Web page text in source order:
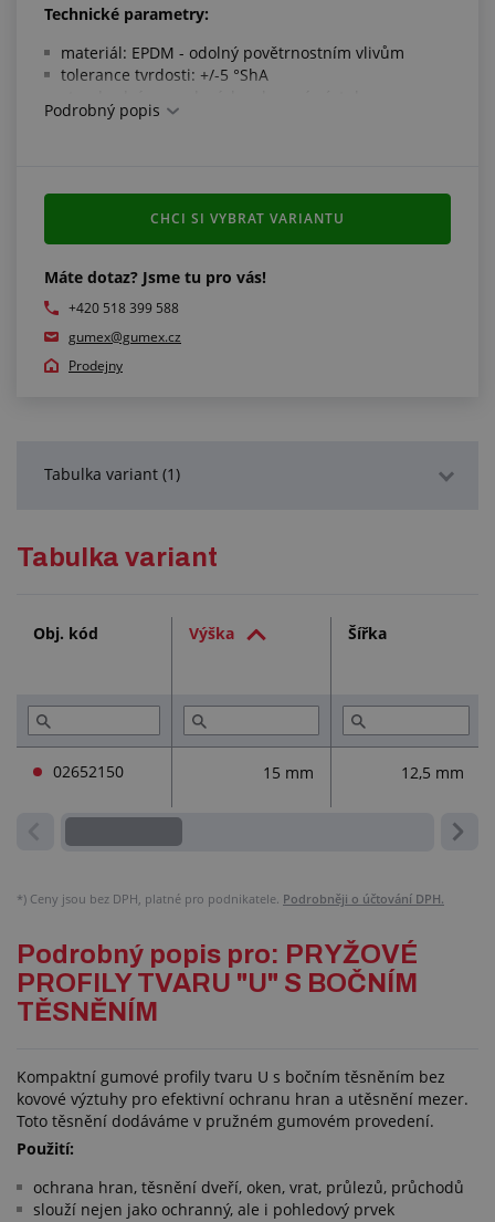
Technické parametry:
materiál: EPDM - odolný povětrnostním vlivům
tolerance tvrdosti: +/-5 °ShA
barva: černá
Splňuje normy:
rozměry dle ISO 3302-1 E2
Další informace:
pokud jste si nevybrali požadovaný profil nebo tvar,
můžete navštívit naši sekci
míru"
Podrobný popis
Máte dotaz? Jsme tu pro vás!
+420 518 399 588
gumex@gumex.cz
Prodejny
CHCI SI VYBRAT VARIANTU
Tabulka variant (1)
Přečtěte si (3)
Tabulka variant
Obj. kód Výška Šířka
02652150 15 mm 12,5 mm
*) Ceny jsou bez DPH, platné pro podnikatele. Podrobněji o účtování DPH.
Podrobný popis pro: PRYŽOVÉ
PROFILY TVARU "U" S BOČNÍM
TĚSNĚNÍM
Kompaktní gumové profily tvaru U s bočním těsněním bez
kovové výztuhy pro efektivní ochranu hran a utěsnění mezer.
Toto těsnění dodáváme v pružném gumovém provedení.
Použití:
ochrana hran, těsnění dveří, oken, vrat, průlezů, průchodů
slouží nejen jako ochranný, ale i pohledový prvek